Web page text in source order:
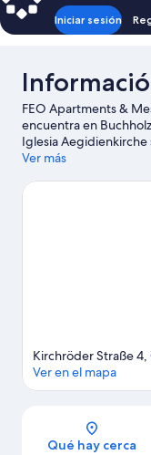
Iniciar sesión
FEO Apartments &
encuentra en
Iglesia Aegidienkirche
algunos de los puntos
evento o partido
Ver más
Kirchröder Straße
Ver en el mapa
Qué hay cerca